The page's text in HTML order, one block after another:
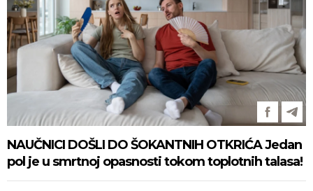
NAUČNICI DOŠLI DO ŠOKANTNIH OTKRIĆA Jedan
pol je u smrtnoj opasnosti tokom toplotnih talasa!